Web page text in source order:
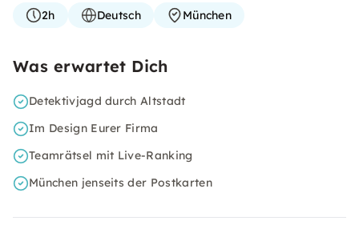
2h Deutsch München
Was erwartet Dich
Detektivjagd durch Altstadt
Im Design Eurer Firma
Teamrätsel mit Live-Ranking
München jenseits der Postkarten